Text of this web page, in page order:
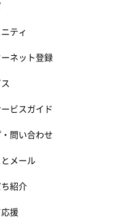
ティ
ネット登録
ビスガイド
問い合わせ
メール
紹介
援